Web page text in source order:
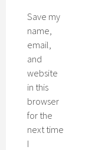
Save my
name,
email,
and
website
in this
browser
for the
next time
I